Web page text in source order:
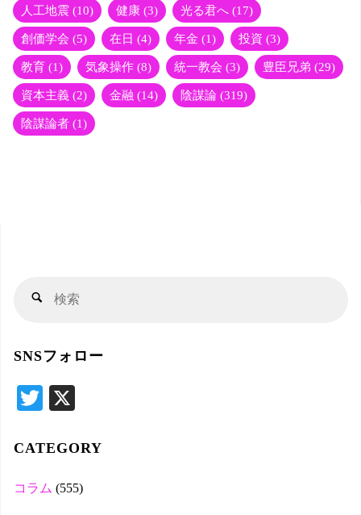
人工地震 (10) 健康 (3) 光る君へ (17)
創価学会 (5) 在日 (4) 年金 (1) 投資 (3)
教育 (1) 気象操作 (8) 統一教会 (3) 豊臣兄弟 (29)
資本主義 (2) 金融 (14) 陰謀論 (319)
陰謀論者 (1)
検
SNSフォロー
T
tte
CATEGORY
コラム (555)